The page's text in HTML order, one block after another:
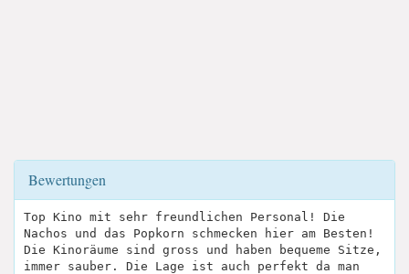
Bewertungen
Top Kino mit sehr freundlichen Personal! Die
Nachos und das Popkorn schmecken hier am Besten!
Die Kinoräume sind gross und haben bequeme Sitze,
immer sauber. Die Lage ist auch perfekt da man